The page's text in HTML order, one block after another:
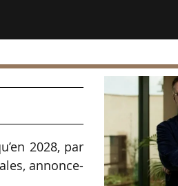
2028
2028, par
annonce-